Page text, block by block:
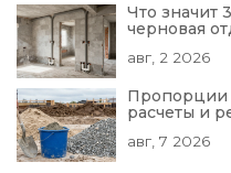
Что значит
черновая
авг, 2 2026
Пропорции
расчеты и
авг, 7 2026